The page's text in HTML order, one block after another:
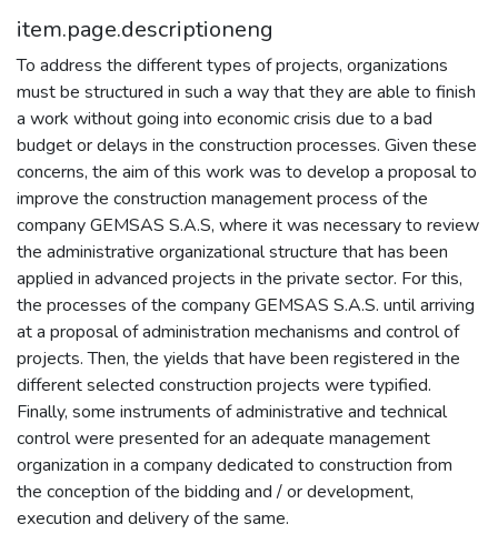
item.page.descriptioneng
To address the different types of projects, organizations
must be structured in such a way that they are able to finish
a work without going into economic crisis due to a bad
budget or delays in the construction processes. Given these
concerns, the aim of this work was to develop a proposal to
improve the construction management process of the
company GEMSAS S.A.S, where it was necessary to review
the administrative organizational structure that has been
applied in advanced projects in the private sector. For this,
the processes of the company GEMSAS S.A.S. until arriving
at a proposal of administration mechanisms and control of
projects. Then, the yields that have been registered in the
different selected construction projects were typified.
Finally, some instruments of administrative and technical
control were presented for an adequate management
organization in a company dedicated to construction from
the conception of the bidding and / or development,
execution and delivery of the same.